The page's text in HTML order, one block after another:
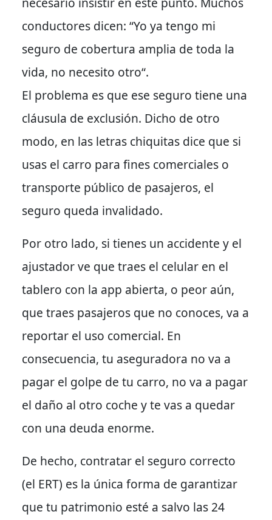
conductores dicen: “Yo ya tengo mi
seguro de cobertura amplia de toda la
vida, no necesito otro“.
El problema es que ese seguro tiene una
cláusula de exclusión. Dicho de otro
modo, en las letras chiquitas dice que si
usas el carro para fines comerciales o
transporte público de pasajeros, el
seguro queda invalidado.
Por otro lado, si tienes un accidente y el
ajustador ve que traes el celular en el
tablero con la app abierta, o peor aún,
que traes pasajeros que no conoces, va a
reportar el uso comercial. En
consecuencia, tu aseguradora no va a
pagar el golpe de tu carro, no va a pagar
el daño al otro coche y te vas a quedar
con una deuda enorme.
De hecho, contratar el seguro correcto
(el ERT) es la única forma de garantizar
que tu patrimonio esté a salvo las 24